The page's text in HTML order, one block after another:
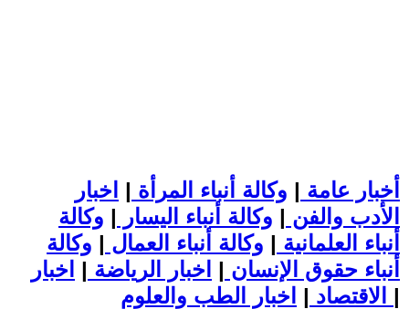
أخبار عامة | وكالة أنباء المرأة | اخبار
الأدب والفن | وكالة أنباء اليسار | وكالة
أنباء العلمانية | وكالة أنباء العمال | وكالة
أنباء حقوق الإنسان | اخبار الرياضة | اخبار
الاقتصاد | |